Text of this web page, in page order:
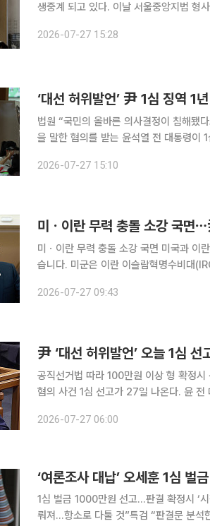
생중계 되고 있다. 이날 서울중앙지법 형
적 없다"는 취지의 허위 발언을 한 혐의를
2026-07-27 15:28
‘대선 허위발언’ 尹 1심 징역 1
법원 “국민의 올바른 의사결정이 침해됐다고 보기엔 충분” 제20대 대
을 말한 혐의를 받는 윤석열 전 대통령이 1심에서 당선
2026-07-27 15:10
미ㆍ이란 무력 충돌 소강 국면 미국과 이란의 무력 공방이 2주 만에 사흘째 소강상태를 이어가고 있
습니다. 미군은 이란 이슬람혁명수비대
격하며 맞섰습니다. 이후 도널드 트럼프
2026-07-27 09:43
尹 ‘대선 허위발언’ 오늘 1심
공직선거법 따라 100만원 이상 형 확정시 선거비용 반환해야 윤석
혐의 사건 1심 선고가 27일 나온다. 윤 전
한다. 법조계에 따르면 서울중앙지법 형
2026-07-27 06:00
1심 벌금 1000만원 선고...판결 확정시 ‘
뤄져...항소로 다툴 것”특검 “판결문 분석한 뒤 항소 여부